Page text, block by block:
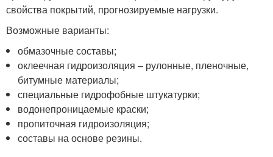
свойства покрытий, прогнозируемые нагрузки.
Возможные варианты:
обмазочные составы;
оклеечная гидроизоляция – рулонные, пленочные,
битумные материалы;
специальные гидрофобные штукатурки;
водонепроницаемые краски;
пропиточная гидроизоляция;
составы на основе резины.